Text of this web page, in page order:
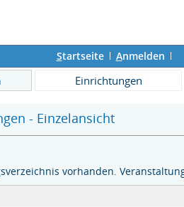
Startseite Anmelden
Einrichtungen
- Einzelansicht
vorhanden.